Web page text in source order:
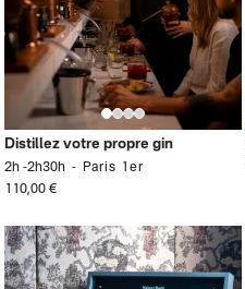
Distillez votre propre gin
2h -2h30h
Paris 1er
110,00 €